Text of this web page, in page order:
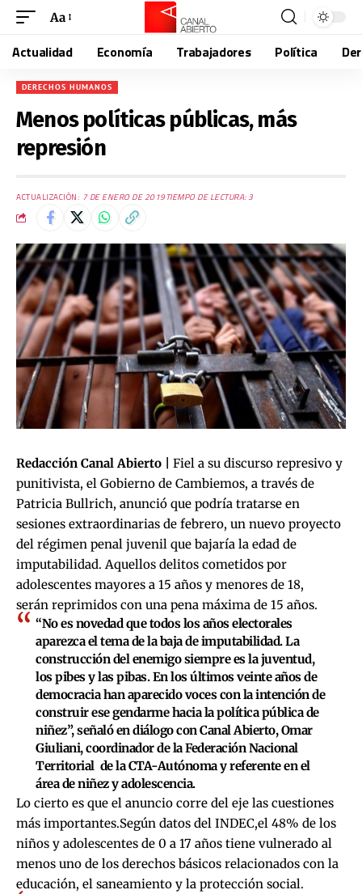
Aa
Actualidad Economía Trabajadores Política
DERECHOS HUMANOS
Menos políticas públicas, más
represión
ACTUALIZACIÓN: 7 DE ENERO DE 2019TIEMPO DE LECTURA: 3
Redacción Canal Abierto |
Fiel a su discurso represivo y
punitivista, el Gobierno de Cambiemos, a través de
Patricia Bullrich, anunció que podría tratarse en
sesiones extraordinarias de febrero, un nuevo proyecto
del régimen penal juvenil que bajaría la edad de
imputabilidad. Aquellos delitos cometidos por
adolescentes mayores a 15 años y menores de 18,
serán reprimidos con una pena máxima de 15 años.
“No es novedad que todos los años electorales
aparezca el tema de la baja de imputabilidad. La
construcción del enemigo siempre es la juventud,
los pibes y las pibas. En los últimos veinte años de
democracia han aparecido voces con la intención de
construir ese gendarme hacia la política pública de
niñez”, señaló en diálogo con Canal Abierto, Omar
Giuliani, coordinador de la Federación Nacional
Territorial de la CTA-Autónoma y referente en el
área de niñez y adolescencia.
Lo cierto es que el anuncio corre del eje las cuestiones
más importantes.Según datos del INDEC,el 48% de los
niños y adolescentes de 0 a 17 años tiene vulnerado al
menos uno de los derechos básicos relacionados con la
educación, el saneamiento y la protección social.